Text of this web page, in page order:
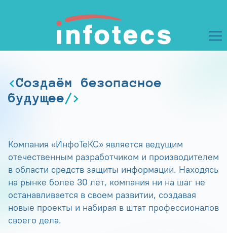
Создаём безопасное
будущее
Компания «ИнфоТеКС» является ведущим
отечественным разработчиком и производителем
в области средств защиты информации. Находясь
на рынке более 30 лет, компания ни на шаг не
останавливается в своем развитии, создавая
новые проекты и набирая в штат профессионалов
своего дела.